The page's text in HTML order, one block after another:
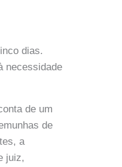
dias.
necessidade
de um
de
a
juiz,